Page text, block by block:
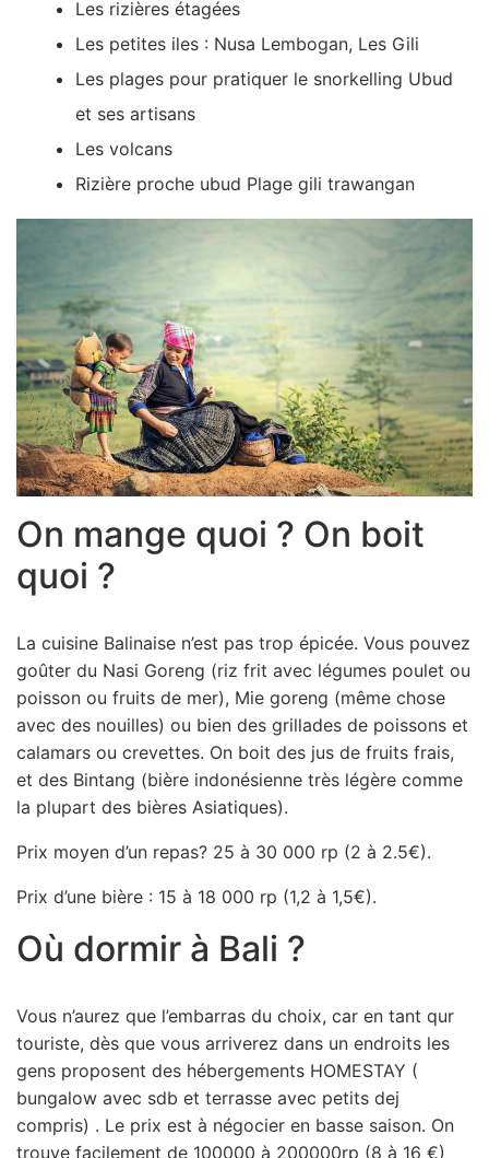
Les rizières étagées
Les petites iles : Nusa Lembogan, Les Gili
Les plages pour pratiquer le snorkelling Ubud
et ses artisans
Les volcans
Rizière proche ubud Plage gili trawangan
On mange quoi ? On boit
quoi ?
La cuisine Balinaise n’est pas trop épicée. Vous pouvez
goûter du Nasi Goreng (riz frit avec légumes poulet ou
poisson ou fruits de mer), Mie goreng (même chose
avec des nouilles) ou bien des grillades de poissons et
calamars ou crevettes. On boit des jus de fruits frais,
et des Bintang (bière indonésienne très légère comme
la plupart des bières Asiatiques).
Prix moyen d’un repas? 25 à 30 000 rp (2 à 2.5€).
Prix d’une bière : 15 à 18 000 rp (1,2 à 1,5€).
Où dormir à Bali ?
Vous n’aurez que l’embarras du choix, car en tant qur
touriste, dès que vous arriverez dans un endroits les
gens proposent des hébergements HOMESTAY (
bungalow avec sdb et terrasse avec petits dej
compris) . Le prix est à négocier en basse saison. On
trouve facilement de 100000 à 200000rp (8 à 16 €)